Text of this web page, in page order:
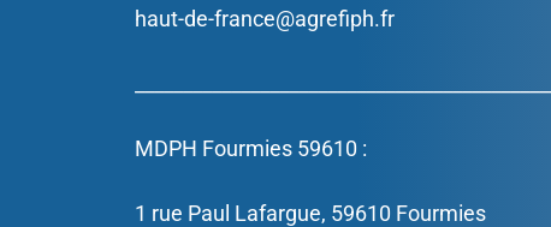
haut-de-france@agrefiph.fr
MDPH Fourmies 59610 :
1 rue Paul Lafargue, 59610 Fourmies